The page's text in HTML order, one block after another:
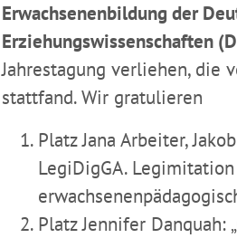
Erwachsenenbildung der
Erziehungswissenschaften
Jahrestagung verliehen, die
stattfand. Wir gratulieren
Platz Jana Arbeiter,
LegiDigGA.
Platz Jennifer Danquah: